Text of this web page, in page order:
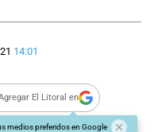
14:01
El Litoral en
medios preferidos en Google